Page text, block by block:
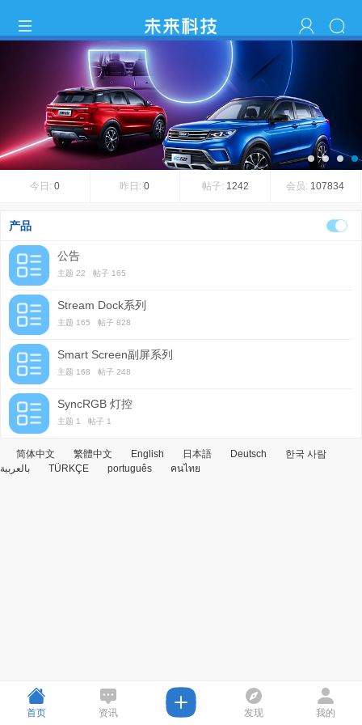
1 2
今日: 0 昨日:0 帖子: 1242 会员: 107834
产品
公告
主题 22 帖子 165
Stream Dock系列
主题 165 帖子 828
Smart Screen副屏系列
主题 168 帖子 248
SyncRGB 灯控
主题 1 帖子 1
简体中文 繁體中文 English 日本語 Deutsch
한국 사람
بالعربية
TÜRKÇE português คนไทย
首页 资讯 发现 我的